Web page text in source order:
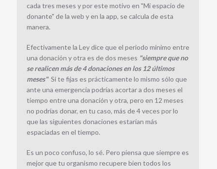
cada tres meses y por este motivo en "Mi espacio de
donante" de la web y en la app, se calcula de esta
manera.
Efectivamente la Ley dice que el periodo mínimo entre
una donación y otra es de dos meses "siempre que no
se realicen más de 4 donaciones en los 12 últimos
meses"Si te fijas es prácticamente lo mismo sólo que
ante una emergencia podrías acortar a dos meses el
tiempo entre una donación y otra, pero en 12 meses
no podrías donar, en tu caso, más de 4 veces por lo
que las siguientes donaciones estarían más
espaciadas en el tiempo.
Es un poco confuso, lo sé. Pero piensa que siempre es
mejor que tu organismo recupere bien todos los